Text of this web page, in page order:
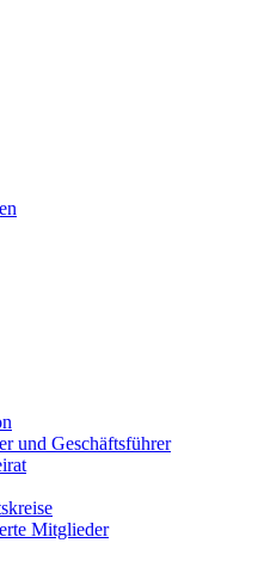
und Geschäftsführer
Mitglieder